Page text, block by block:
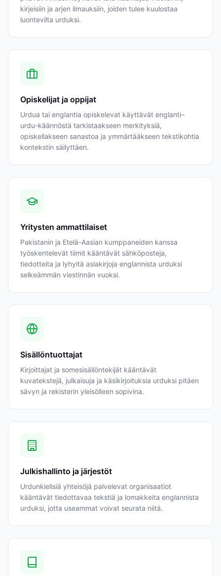
kirjeisiin ja arjen ilmauksiin, joiden tulee kuulostaa
luontevilta urduksi.
Opiskelijat ja oppijat
Urdua tai englantia opiskelevat käyttävät englanti–
urdu-käännöstä tarkistaakseen merkityksiä,
opiskellakseen sanastoa ja ymmärtääkseen tekstikohtia
kontekstin säilyttäen.
Yritysten ammattilaiset
Pakistanin ja Etelä-Aasian kumppaneiden kanssa
työskentelevät tiimit kääntävät sähköposteja,
tiedotteita ja lyhyitä asiakirjoja englannista urduksi
selkeämmän viestinnän vuoksi.
Sisällöntuottajat
Kirjoittajat ja somesisällöntekijät kääntävät
kuvatekstejä, julkaisuja ja käsikirjoituksia urduksi pitäen
sävyn ja rekisterin yleisölleen sopivina.
Julkishallinto ja järjestöt
Urdunkielisiä yhteisöjä palvelevat organisaatiot
kääntävät tiedottavaa tekstiä ja lomakkeita englannista
urduksi, jotta useammat voivat seurata niitä.